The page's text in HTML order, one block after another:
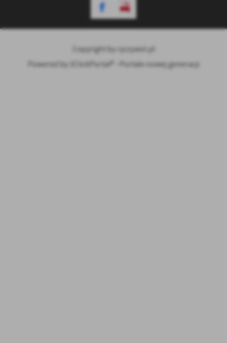
Copyright by ryczywol.pl
Powered by
2ClickPortal® - Portale nowej generacji